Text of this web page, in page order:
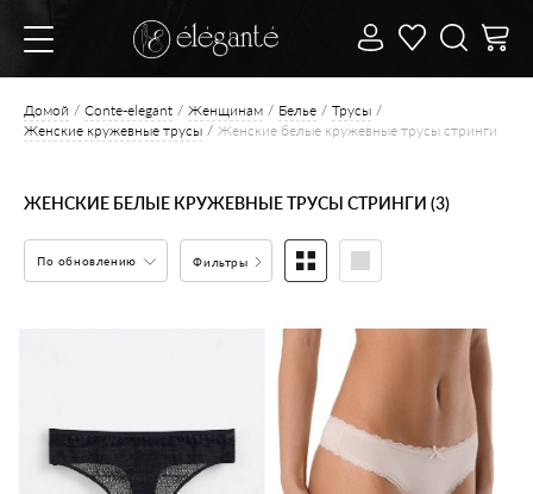
Домой Conte-elegant Женщинам Белье
Трусы
Женские кружевные трусы
Женские белые кружевные трусы стринги
ЖЕНСКИЕ БЕЛЫЕ КРУЖЕВНЫЕ ТРУСЫ СТРИНГИ (3)
По обновлению Фильтры